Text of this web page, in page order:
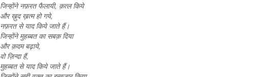
जिन्होंने नफ़रत फैलायी, क़त्ल किये
और ख़ुद ख़त्म हो गये,
नफ़रत से याद किये जाते हैं।
जिन्होंने मुहब्बत का सबक़ दिया
और क़दम बढ़ाये,
वो ज़ि‍न्दा हैं,
मुहब्बत से याद किये जाते हैं।